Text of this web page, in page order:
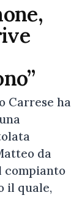
Carrese ha
da
compianto
il quale,